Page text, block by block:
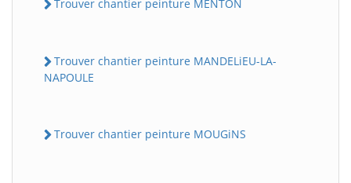
Trouver chantier peinture MENTON
Trouver chantier peinture MANDELiEU-LA-
NAPOULE
Trouver chantier peinture MOUGiNS